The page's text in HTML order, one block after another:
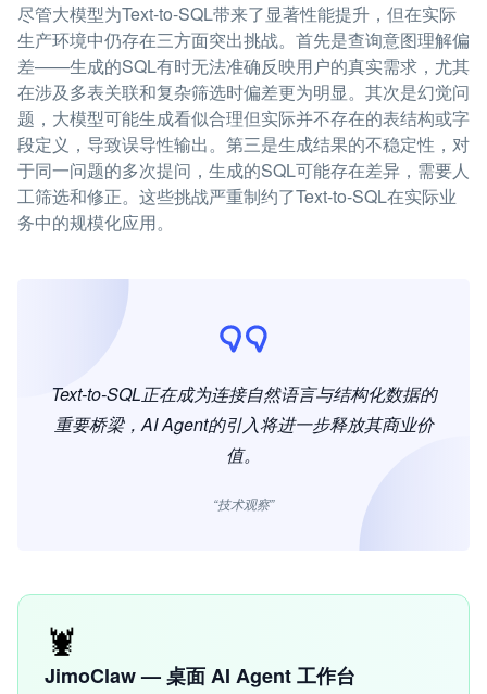
尽管大模型为Text-to-SQL带来了显著性能提升，但在实际
生产环境中仍存在三方面突出挑战。首先是查询意图理解偏
差——生成的SQL有时无法准确反映用户的真实需求，尤其
在涉及多表关联和复杂筛选时偏差更为明显。其次是幻觉问
题，大模型可能生成看似合理但实际并不存在的表结构或字
段定义，导致误导性输出。第三是生成结果的不稳定性，对
于同一问题的多次提问，生成的SQL可能存在差异，需要人
工筛选和修正。这些挑战严重制约了Text-to-SQL在实际业
务中的规模化应用。
Text-to-SQL正在成为连接自然语言与结构化数据的
重要桥梁，AI Agent的引入将进一步释放其商业价
值。
“技术观察”
🦞
JimoClaw — 桌面 AI Agent 工作台